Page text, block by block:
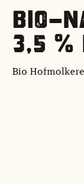
BIO-
3,5 %
Bio
Bildergalerie